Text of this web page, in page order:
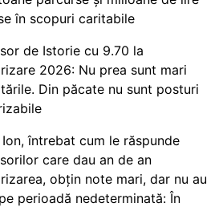
în scopuri caritabile
de Istorie cu 9.70 la
2026: Nu prea sunt mari
Din păcate nu sunt posturi
Ion, întrebat cum le răspunde
care dau an de an
obțin note mari, dar nu au
perioadă nedeterminată: În